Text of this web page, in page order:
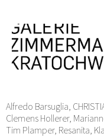
Alfredo Barsuglia
Clemens Hollerer,
Tim Plamper, Resanita